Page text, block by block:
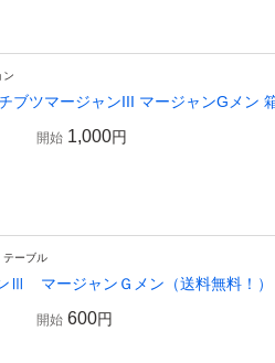
ン
ブツマージャンIII マージャンGメン
開始 1,000円
テーブル
Ⅲ マージャンＧメン（送料無料！）
開始 600円